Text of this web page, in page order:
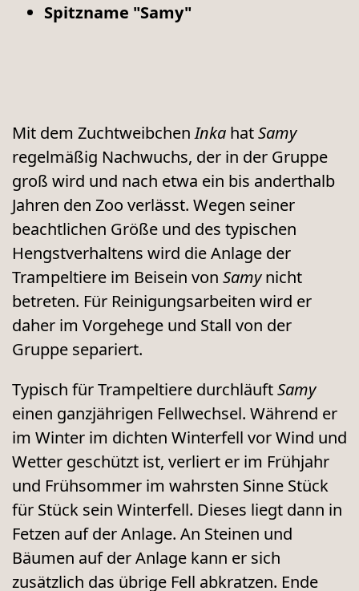
Spitzname "Samy"
Mit dem ZuchtweibchenInka hatSamy
regelmäßig Nachwuchs, der in der Gruppe
groß wird und nach etwa ein bis anderthalb
Jahren den Zoo verlässt. Wegen seiner
beachtlichen Größe und des typischen
Hengstverhaltens wird die Anlage der
Trampeltiere im Beisein von Samynicht
betreten. Für Reinigungsarbeiten wird er
daher im Vorgehege und Stall von der
Gruppe separiert.
Typisch für Trampeltiere durchläuftSamy
einen ganzjährigen Fellwechsel. Während er
im Winter im dichten Winterfell vor Wind und
Wetter geschützt ist, verliert er im Frühjahr
und Frühsommer im wahrsten Sinne Stück
für Stück sein Winterfell. Dieses liegt dann in
Fetzen auf der Anlage. An Steinen und
Bäumen auf der Anlage kann er sich
zusätzlich das übrige Fell abkratzen. Ende